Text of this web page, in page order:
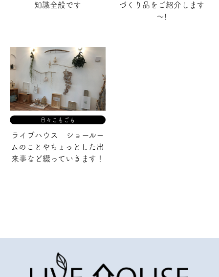
知識全般です
づくり品を ご紹介します
～!
日々こもごも
ライブハウス ショールー
ムのことや ちょっとした出
来事など綴っていきます！